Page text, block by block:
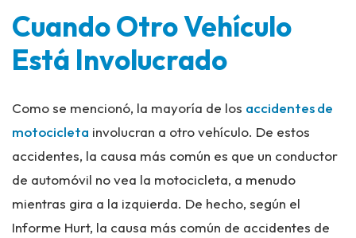
Cuando Otro Vehículo
Está Involucrado
Como se mencionó, la mayoría de los accidentes de
motocicleta involucran a otro vehículo. De estos
accidentes, la causa más común es que un conductor
de automóvil no vea la motocicleta, a menudo
mientras gira a la izquierda. De hecho, según el
Informe Hurt, la causa más común de accidentes de